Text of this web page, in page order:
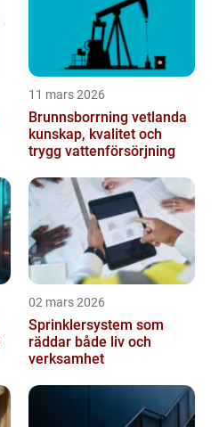
11 mars 2026
Brunnsborrning vetlanda
kunskap, kvalitet och
trygg vattenförsörjning
02 mars 2026
Sprinklersystem som
räddar både liv och
verksamhet